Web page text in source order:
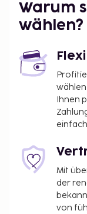
Warum
wählen?
Ihnen
Mit
der
von